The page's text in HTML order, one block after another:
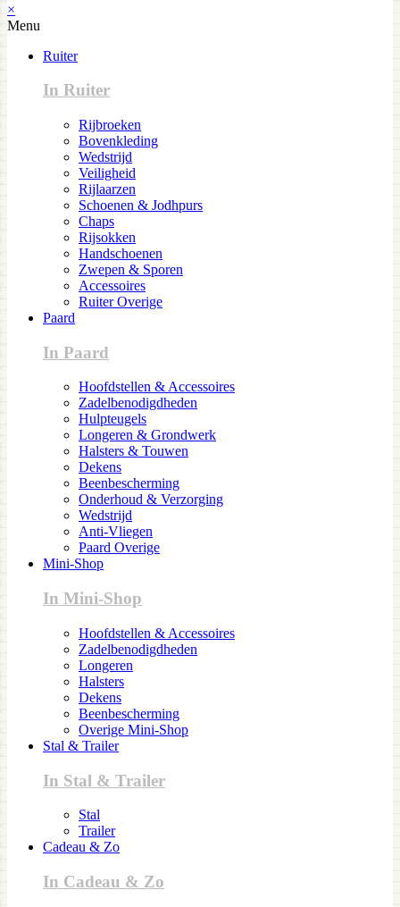
×
Menu
Ruiter
In Ruiter
Rijbroeken
Bovenkleding
Wedstrijd
Veiligheid
Rijlaarzen
Schoenen & Jodhpurs
Chaps
Rijsokken
Handschoenen
Zwepen & Sporen
Accessoires
Ruiter Overige
Paard
In Paard
Hoofdstellen & Accessoires
Zadelbenodigdheden
Hulpteugels
Longeren & Grondwerk
Halsters & Touwen
Dekens
Beenbescherming
Onderhoud & Verzorging
Wedstrijd
Anti-Vliegen
Paard Overige
Mini-Shop
In Mini-Shop
Hoofdstellen & Accessoires
Zadelbenodigdheden
Longeren
Halsters
Dekens
Beenbescherming
Overige Mini-Shop
Stal & Trailer
In Stal & Trailer
Stal
Trailer
Cadeau & Zo
In Cadeau & Zo